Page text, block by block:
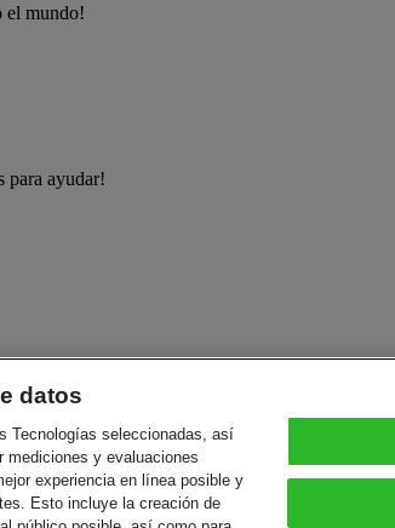
el mundo!
para ayudar!
datos
Tecnologías seleccionadas, así
mediciones y evaluaciones
experiencia en línea posible y
Esto incluye la creación de